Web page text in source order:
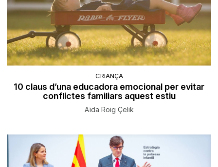
CRIANÇA
10 claus d’una educadora emocional per evitar
conflictes familiars aquest estiu
Aïda Roig Çelik